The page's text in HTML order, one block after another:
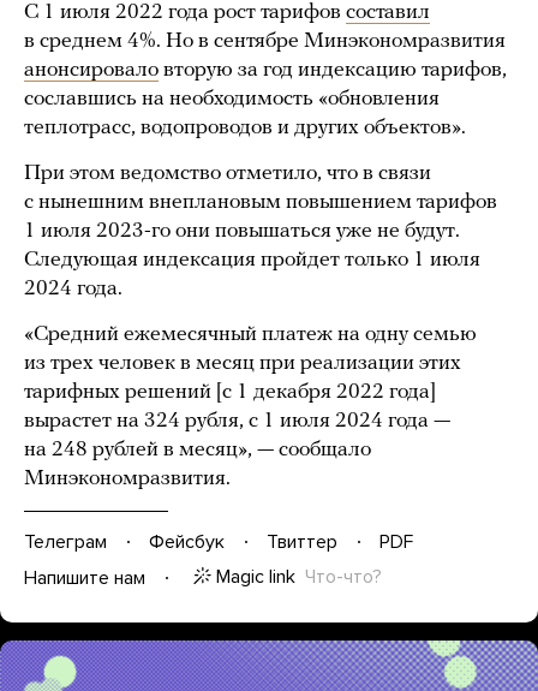
С 1 июля 2022 года рост тарифов составил
в среднем 4%. Но в сентябре Минэкономразвития
анонсировало вторую за год индексацию тарифов,
сославшись на необходимость «обновления
теплотрасс, водопроводов и других объектов».
При этом ведомство отметило, что в связи
с нынешним внеплановым повышением тарифов
1 июля 2023-го они повышаться уже не будут.
Следующая индексация пройдет только 1 июля
2024 года.
«Средний ежемесячный платеж на одну семью
из трех человек в месяц при реализации этих
тарифных решений [с 1 декабря 2022 года]
вырастет на 324 рубля, с 1 июля 2024 года —
на 248 рублей в месяц», — сообщало
Минэкономразвития.
Телеграм Фейсбук Твиттер
PDF
Напишите нам
Magic link Что-что?